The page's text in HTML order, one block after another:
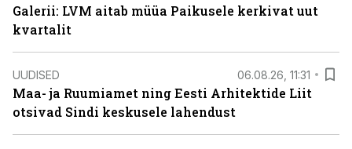
Galerii: LVM aitab müüa Paikusele kerkivat uut
kvartalit
UUDISED 06.08.26, 11:31
Maa- ja Ruumiamet ning Eesti Arhitektide Liit
otsivad Sindi keskusele lahendust